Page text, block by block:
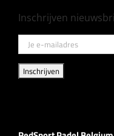
Inschrijven